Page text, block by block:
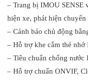
– Trang bị IMOU SENSE
hiện xe, phát hiện chuyển
– Cảnh báo chủ động
– Hỗ trợ khe cắm thẻ
– Tiêu chuẩn chống nước
– Hỗ trợ chuẩn ONVIF,